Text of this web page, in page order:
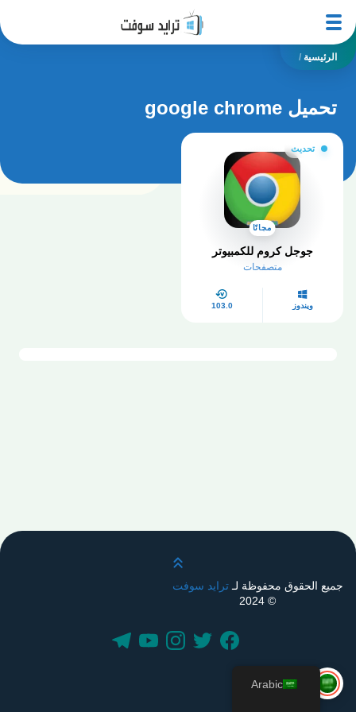
الرئيسية /
تحميل google chrome
تحديث
مجانًا
جوجل كروم للكمبيوتر
متصفحات
ويندوز 103.0
قم بالتمرير لأعلى
جميع الحقوق محفوظة لـترايد سوفت
© 2024
Arabic